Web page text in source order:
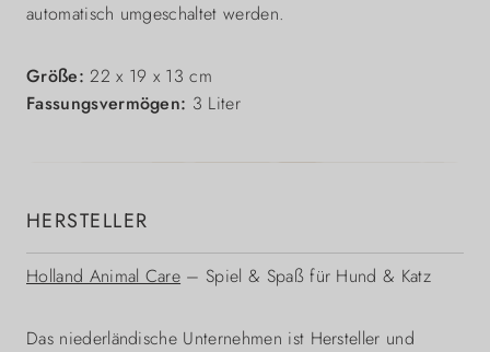
automatisch umgeschaltet werden.
Größe:22 x 19 x 13 cm
Fassungsvermögen: 3 Liter
HERSTELLER
Holland Animal Care – Spiel & Spaß für Hund & Katz
Das niederländische Unternehmen ist Hersteller und